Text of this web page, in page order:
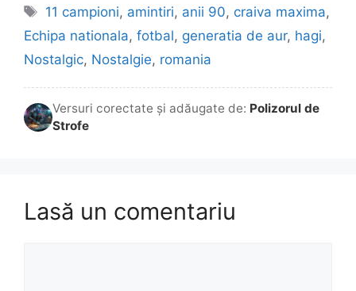
Etichete
11 campioni, amintiri, anii 90, craiva maxima,
Echipa nationala, fotbal, generatia de aur, hagi,
Nostalgic, Nostalgie, romania
Versuri corectate și adăugate de: Polizorul de
Strofe
Lasă un comentariu